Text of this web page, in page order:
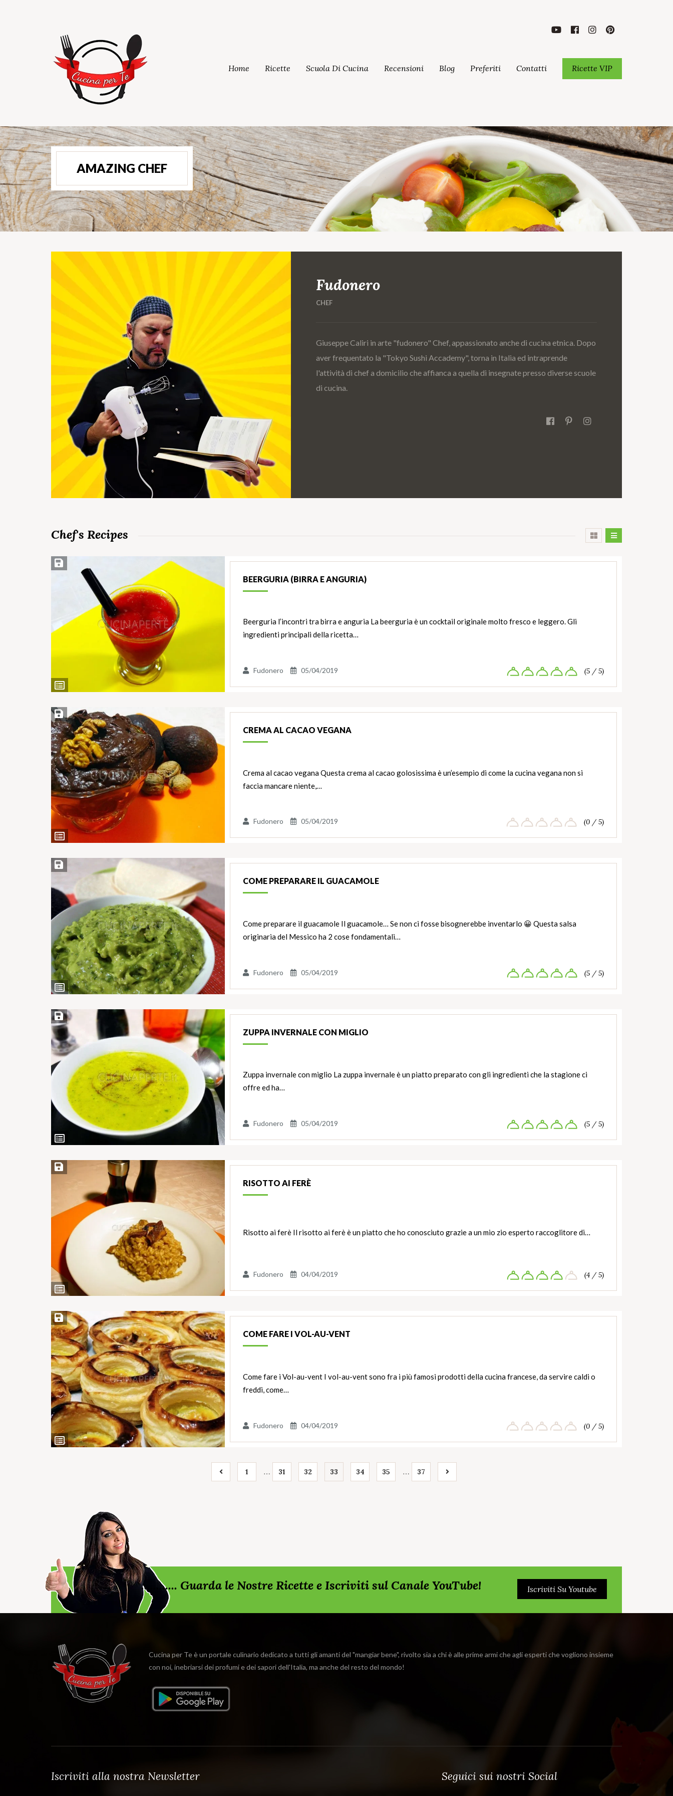
Home Ricette Scuola Di Cucina Recensioni Blog Preferiti Contatti Ricette VIP
AMAZING CHEF
Fudonero
CHEF
Giuseppe Caliri in arte "fudonero" Chef, appassionato anche di cucina etnica. Dopo
aver frequentato la "Tokyo Sushi Accademy", torna in Italia ed intraprende
l'attività di chef a domicilio che affianca a quella di insegnate presso diverse scuole
di cucina.
Chef's Recipes
Ingredienti
Salva ricetta
BEERGURIA (BIRRA E ANGURIA)
Beerguria l’incontri tra birra e anguria La beerguria è un cocktail originale molto fresco e leggero. Gli
ingredienti principali della ricetta…
Fudonero 05/04/2019 (5 / 5)
Ingredienti
Salva ricetta
CREMA AL CACAO VEGANA
Crema al cacao vegana Questa crema al cacao golosissima è un’esempio di come la cucina vegana non si
faccia mancare niente,…
Fudonero 05/04/2019 (0 / 5)
Ingredienti
Salva ricetta
COME PREPARARE IL GUACAMOLE
Come preparare il guacamole Il guacamole… Se non ci fosse bisognerebbe inventarlo 😀 Questa salsa
originaria del Messico ha 2 cose fondamentali…
Fudonero 05/04/2019 (5 / 5)
Ingredienti
Salva ricetta
ZUPPA INVERNALE CON MIGLIO
Zuppa invernale con miglio La zuppa invernale è un piatto preparato con gli ingredienti che la stagione ci
offre ed ha…
Fudonero 05/04/2019 (5 / 5)
Ingredienti
Salva ricetta
RISOTTO AI FERÈ
Risotto ai ferè Il risotto ai ferè è un piatto che ho conosciuto grazie a un mio zio esperto raccoglitore di…
Fudonero 04/04/2019 (4 / 5)
Ingredienti
Salva ricetta
COME FARE I VOL-AU-VENT
Come fare i Vol-au-vent I vol-au-vent sono fra i più famosi prodotti della cucina francese, da servire caldi o
freddi, come…
Fudonero 04/04/2019 (0 / 5)
1 … 31 32 33 34 35 … 37
............ Guarda le Nostre Ricette e Iscriviti sul Canale YouTube! Iscriviti Su Youtube
Cucina per Te è un portale culinario dedicato a tutti gli amanti del "mangiar bene", rivolto sia a chi è alle prime armi che agli esperti che vogliono insieme
con noi, inebriarsi dei profumi e dei sapori dell'Italia, ma anche del resto del mondo!
Iscriviti alla nostra Newsletter Seguici sui nostri Social